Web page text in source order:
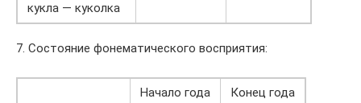
кукла — куколка
7. Состояние фонематического восприятия:
Начало года
Конец года